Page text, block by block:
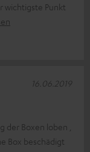
wichtigste Punkt
der Boxen loben ,
Box beschädigt
16.06.2019